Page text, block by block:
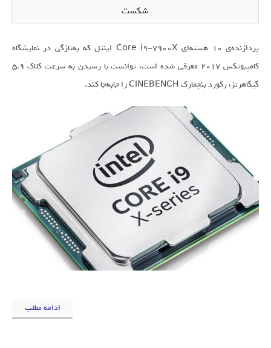
شکست
پردازنده‌ی ۱۰ هسته‌ای Core i9-7900X اینتل که به‌تازگی در نمایشگاه
کامپیوتکس 2017 معرفی شده است، توانست با رسیدن به سرعت کلاک ۵.۹
گیگاهرتز، رکورد بنچمارک CINEBENCH را جابه‌جا کند.
ادامه مطلب